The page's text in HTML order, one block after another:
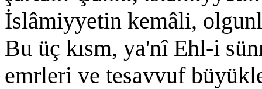
İslâmiyyetin kemâli,
Bu üç kısm, ya'nî Ehl-i
emrleri ve tesavvuf